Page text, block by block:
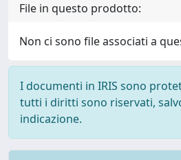
File in questo prodotto:
Non ci sono file associati a
I documenti in IRIS sono
tutti i diritti sono riservati,
indicazione.